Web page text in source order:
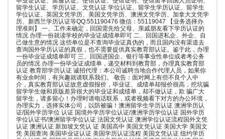
留学生认证、学历认证、文凭认证 学位认证、留学生学历认证、留学生
学位认证、英国文凭学历、美国文凭学历、澳洲文凭学历、加拿大文凭学
历、新西兰学历认证等QQ:551190476 微信：55119047 【业务选择办
理准则】 一、工作未确定，回国需先给父母、亲戚朋友看下学历认证的
情况 办理一份就读学校的毕业证成绩单即可 二、回国进私企、外企、自
己做生意的情况 这些单位是不查询毕业证真伪的，而且国内没有渠道去
查询国外学历认证的真假，也不需要提供真实教育部认证。鉴于此，办理
一份毕业证成绩单即可 三、回国进国企、银行等事业性单位或者考公务
员的情况 办理一份毕业证成绩单，递交材料到教育部，办理真实教育部
认证 教育部学历认证 诚招代理：本公司诚聘当地合作代理人员，如果你
有业余时间，有兴趣就请联系我们。 敬告：面对网上有些不良个人中
介，真实教育部认证故意虚假报价，毕业证、成绩单却报价很高，挖坑骗
留学学生做和原版差异很大的毕业证和成绩单，却不做认证，欺 骗广大
留学生，请多留心！办理时请电话联系，或者视频看下对方的办公环境，
办理实力，选择实体公司，以防被骗！澳洲留学生学历认证 澳洲学历认
证/国外学历学位 认证 国境外学历学位认证/澳洲学历学位认证 国外学历
学位认证书/澳洲留学学位认证 法国文凭认证 澳洲学位认证流程国外文凭
认证 澳洲认证 新加坡文凭认 证 美国高中 美国文凭认证 美国大学 美国文
凭 美国查询 美国毕业证认证 美国学历认证流程 美国文凭认证 纽约学历